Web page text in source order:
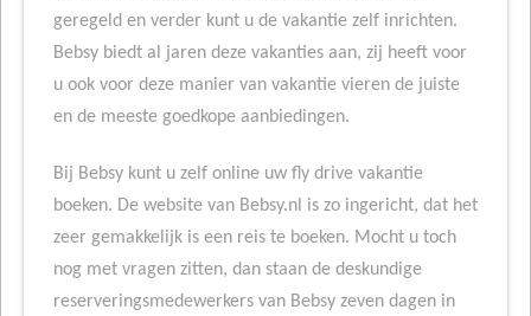
geregeld en verder kunt u de vakantie zelf inrichten.
Bebsy biedt al jaren deze vakanties aan, zij heeft voor
u ook voor deze manier van vakantie vieren de juiste
en de meeste goedkope aanbiedingen.
Bij Bebsy kunt u zelf online uw fly drive vakantie
boeken. De website van Bebsy.nl is zo ingericht, dat het
zeer gemakkelijk is een reis te boeken. Mocht u toch
nog met vragen zitten, dan staan de deskundige
reserveringsmedewerkers van Bebsy zeven dagen in